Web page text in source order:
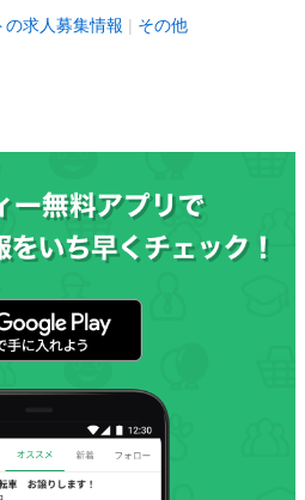
の求人募集情報 その他